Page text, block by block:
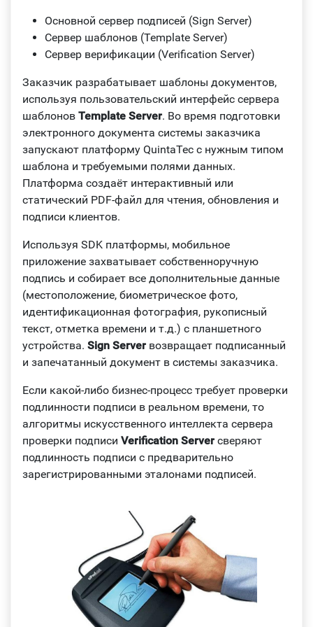
Основной сервер подписей (Sign Server)
Сервер шаблонов (Template Server)
Сервер верификации (Verification Server)
Заказчик разрабатывает шаблоны документов,
используя пользовательский интерфейс сервера
шаблонов Template Server. Во время подготовки
электронного документа системы заказчика
запускают платформу QuintaTec с нужным типом
шаблона и требуемыми полями данных.
Платформа создаёт интерактивный или
статический PDF-файл для чтения, обновления и
подписи клиентов.
Используя SDK платформы, мобильное
приложение захватывает собственноручную
подпись и собирает все дополнительные данные
(местоположение, биометрическое фото,
идентификационная фотография, рукописный
текст, отметка времени и т.д.) с планшетного
устройства. Sign Server возвращает подписанный
и запечатанный документ в системы заказчика.
Если какой-либо бизнес-процесс требует проверки
подлинности подписи в реальном времени, то
алгоритмы искусственного интеллекта сервера
проверки подписи Verification Server сверяют
подлинность подписи с предварительно
зарегистрированными эталонами подписей.